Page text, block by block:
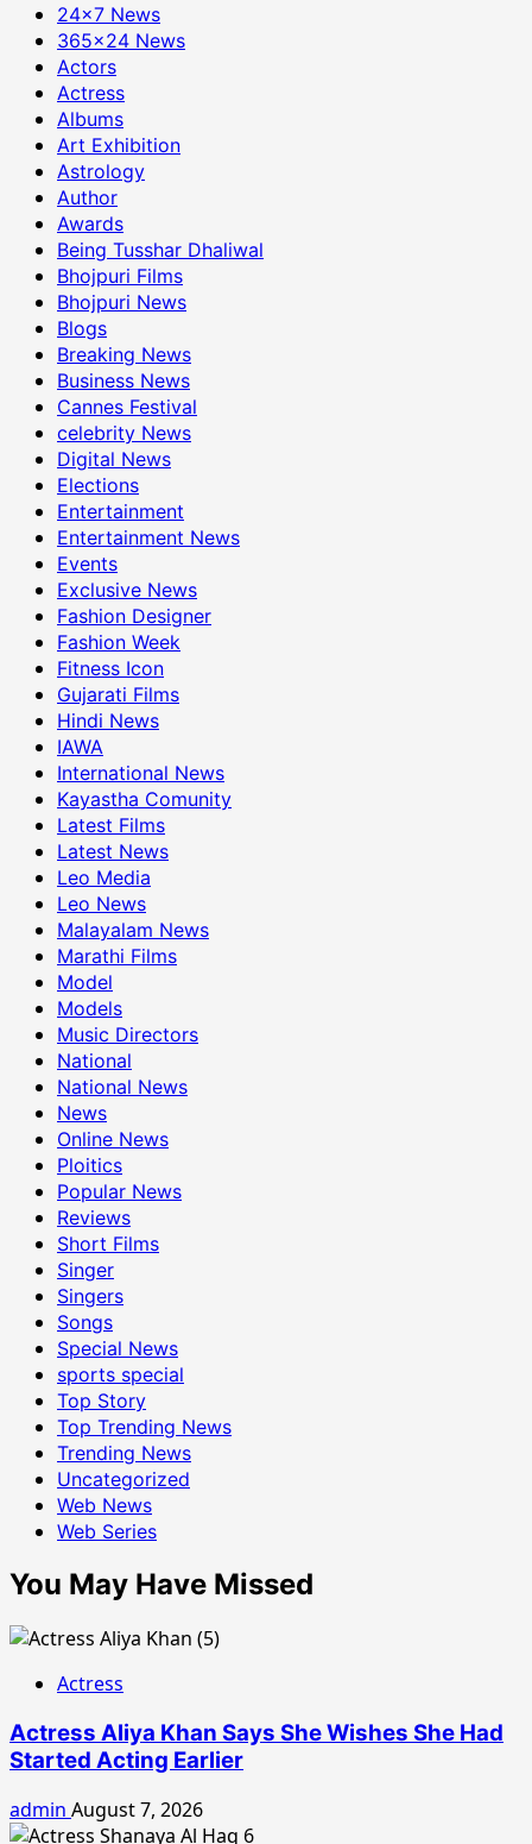
24×7 News
365×24 News
Actors
Actress
Albums
Art Exhibition
Astrology
Author
Awards
Being Tusshar Dhaliwal
Bhojpuri Films
Bhojpuri News
Blogs
Breaking News
Business News
Cannes Festival
celebrity News
Digital News
Elections
Entertainment
Entertainment News
Events
Exclusive News
Fashion Designer
Fashion Week
Fitness Icon
Gujarati Films
Hindi News
IAWA
International News
Kayastha Comunity
Latest Films
Latest News
Leo Media
Leo News
Malayalam News
Marathi Films
Model
Models
Music Directors
National
National News
News
Online News
Ploitics
Popular News
Reviews
Short Films
Singer
Singers
Songs
Special News
sports special
Top Story
Top Trending News
Trending News
Uncategorized
Web News
Web Series
You May Have Missed
Actress
Actress Aliya Khan Says She Wishes She Had
Started Acting Earlier
admin August 7, 2026